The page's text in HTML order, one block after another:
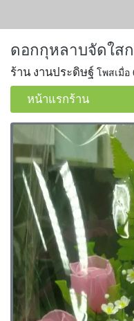
ดอกกุหลาบจัดใส
ร้าน งานประดิษฐ์ โพสเมื่อ
หน้าแรกร้าน